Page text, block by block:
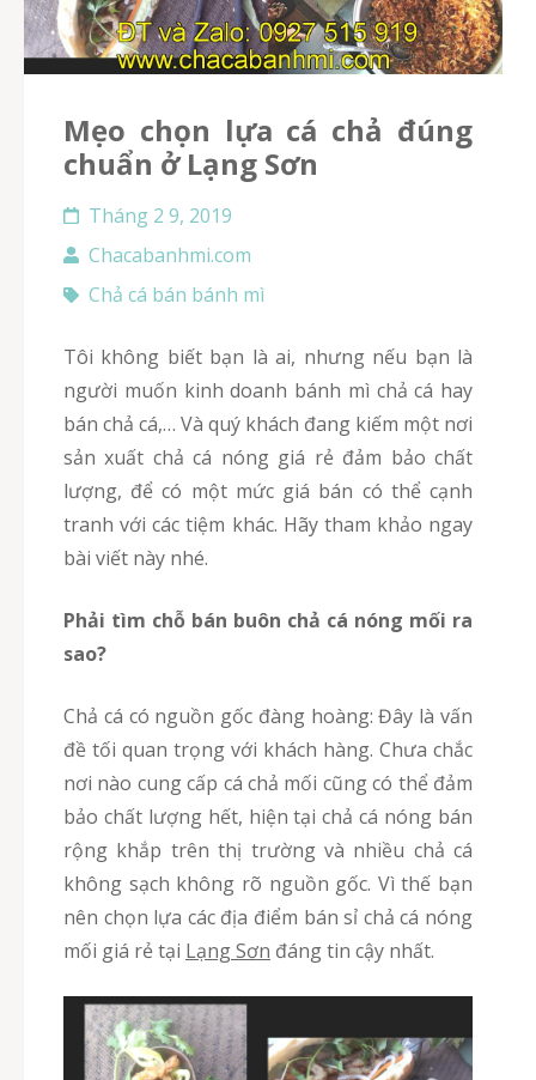
mẹo chọn lựa cá chả đúng
chuẩn ở Lạng Sơn
Tháng 2 9, 2019
Chacabanhmi.com
Chả cá bán bánh mì
Tôi không biết bạn là ai, nhưng nếu bạn là
người muốn kinh doanh bánh mì chả cá hay
bán chả cá,… Và quý khách đang kiếm một nơi
sản xuất chả cá nóng giá rẻ đảm bảo chất
lượng, để có một mức giá bán có thể cạnh
tranh với các tiệm khác. Hãy tham khảo ngay
bài viết này nhé.
Phải tìm chỗ bán buôn chả cá nóng mối ra
sao?
chả cá có nguồn gốc đàng hoàng: Đây là vấn
đề tối quan trọng với khách hàng. Chưa chắc
nơi nào cung cấp cá chả mối cũng có thể đảm
bảo chất lượng hết, hiện tại chả cá nóng bán
rộng khắp trên thị trường và nhiều chả cá
không sạch không rõ nguồn gốc. Vì thế bạn
nên chọn lựa các địa điểm bán sỉ chả cá nóng
mối giá rẻ tại Lạng Sơn đáng tin cậy nhất.